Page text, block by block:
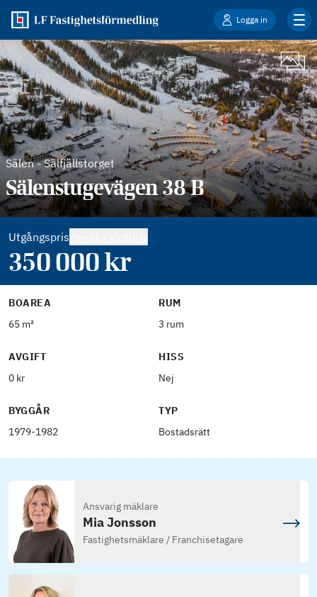
Logga in
Sälen-Sälfjällstorget
Sälenstugevägen 38 B
Utgångspris
350 000kr
BOAREA
65 m²
RUM
3 rum
AVGIFT
0 kr
HISS
Nej
BYGGÅR
1979-1982
TYP
Bostadsrätt
Ansvarig mäklare
Mia Jonsson
Fastighetsmäklare / Franchisetagare